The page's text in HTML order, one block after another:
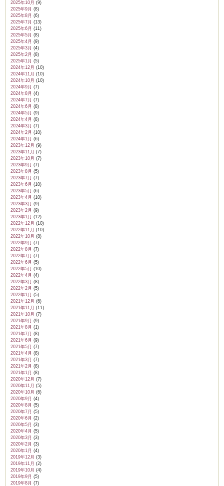
2025年10月 (9)
2025年9月 (8)
2025年8月 (6)
2025年7月 (13)
2025年6月 (11)
2025年5月 (8)
2025年4月 (9)
2025年3月 (4)
2025年2月 (8)
2025年1月 (5)
2024年12月 (10)
2024年11月 (10)
2024年10月 (10)
2024年9月 (7)
2024年8月 (4)
2024年7月 (7)
2024年6月 (8)
2024年5月 (9)
2024年4月 (8)
2024年3月 (7)
2024年2月 (10)
2024年1月 (6)
2023年12月 (9)
2023年11月 (7)
2023年10月 (7)
2023年9月 (7)
2023年8月 (5)
2023年7月 (7)
2023年6月 (10)
2023年5月 (6)
2023年4月 (10)
2023年3月 (9)
2023年2月 (9)
2023年1月 (12)
2022年12月 (10)
2022年11月 (10)
2022年10月 (8)
2022年9月 (7)
2022年8月 (7)
2022年7月 (7)
2022年6月 (5)
2022年5月 (10)
2022年4月 (4)
2022年3月 (8)
2022年2月 (5)
2022年1月 (5)
2021年12月 (6)
2021年11月 (11)
2021年10月 (7)
2021年9月 (9)
2021年8月 (1)
2021年7月 (8)
2021年6月 (9)
2021年5月 (7)
2021年4月 (8)
2021年3月 (7)
2021年2月 (8)
2021年1月 (8)
2020年12月 (7)
2020年11月 (5)
2020年10月 (6)
2020年9月 (4)
2020年8月 (5)
2020年7月 (5)
2020年6月 (2)
2020年5月 (3)
2020年4月 (5)
2020年3月 (3)
2020年2月 (3)
2020年1月 (4)
2019年12月 (3)
2019年11月 (2)
2019年10月 (4)
2019年9月 (5)
2019年8月 (7)